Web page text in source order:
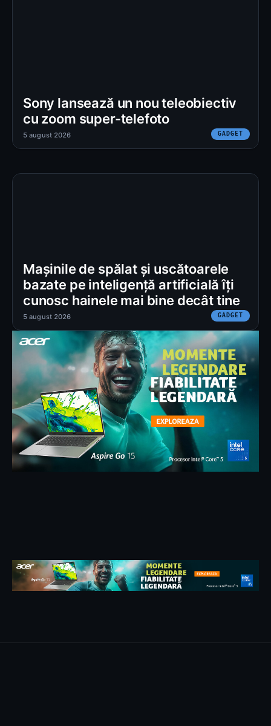
Sony lansează un nou teleobiectiv
cu zoom super-telefoto
GADGET
5 august 2026
Mașinile de spălat și uscătoarele
bazate pe inteligență artificială îți
cunosc hainele mai bine decât tine
GADGET
5 august 2026